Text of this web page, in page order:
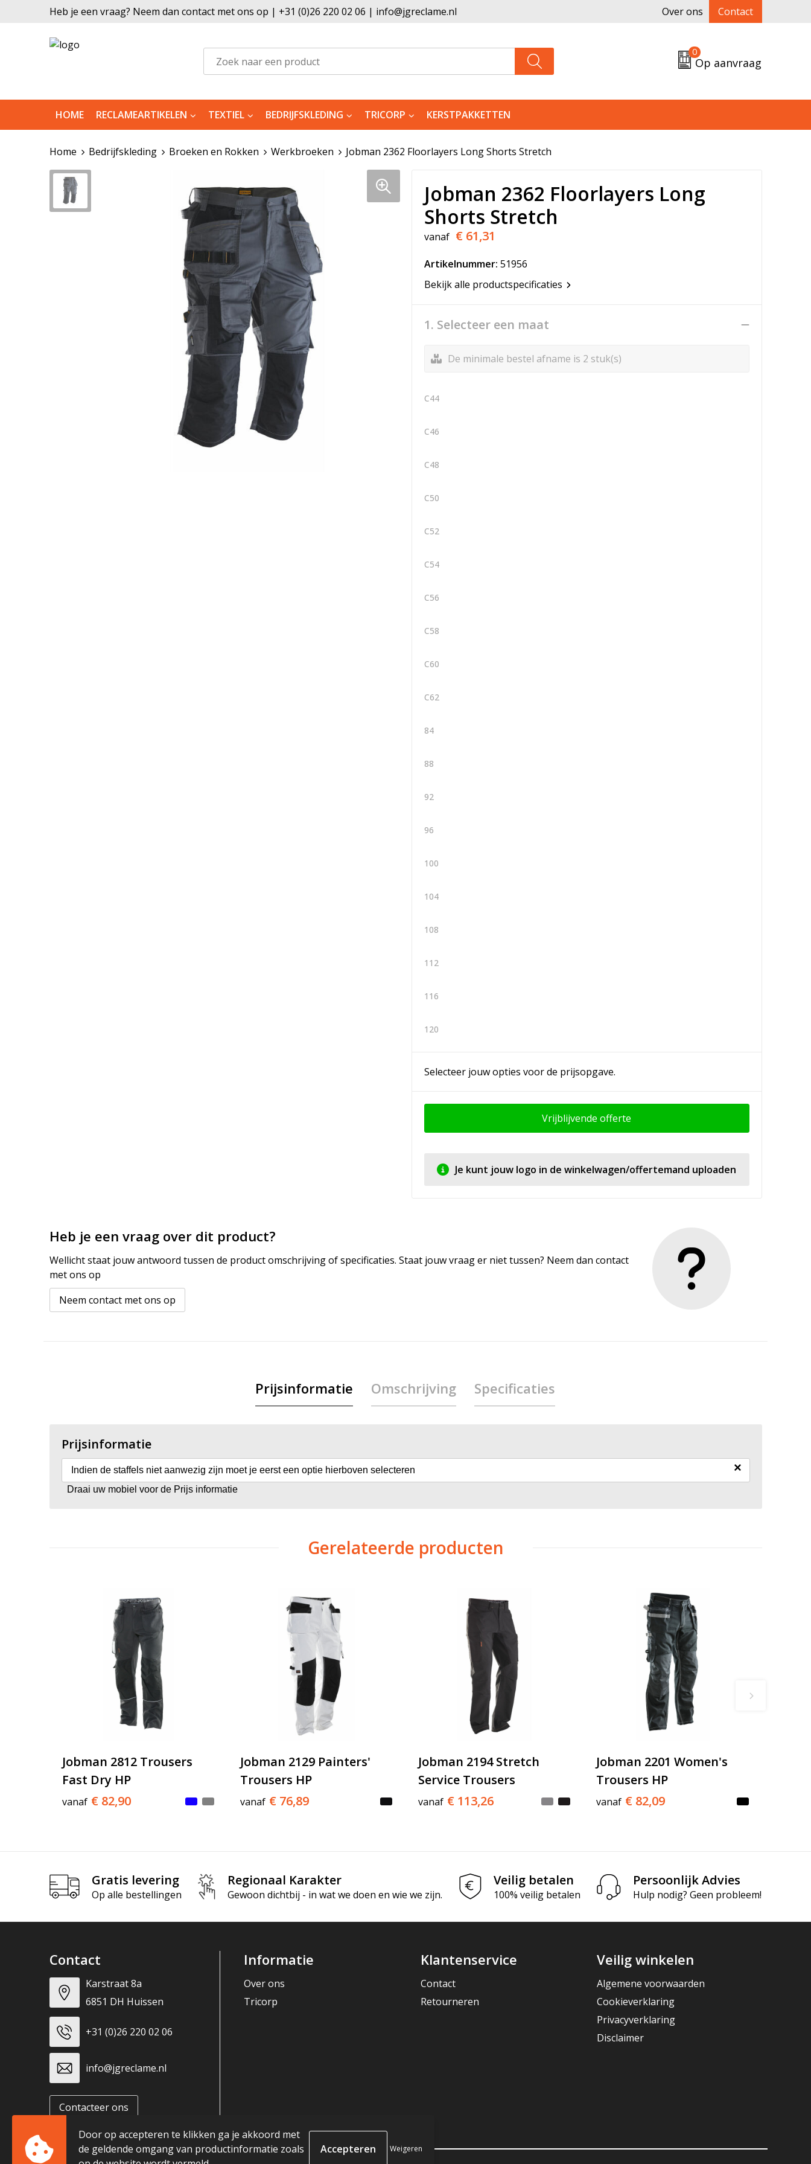
Heb je een vraag? Neem dan contact met ons op | +31 (0)26 220 02 06 | info@jgreclame.nl Over ons Contact
0
Op aanvraag
HOME RECLAMEARTIKELEN TEXTIEL BEDRIJFSKLEDING TRICORP KERSTPAKKETTEN
Home Bedrijfskleding Broeken en Rokken Werkbroeken Jobman 2362 Floorlayers Long Shorts Stretch
Jobman 2362 Floorlayers Long
Shorts Stretch
vanaf € 61,31
Artikelnummer: 51956
Bekijk alle productspecificaties
1. Selecteer een maat
De minimale bestel afname is 2 stuk(s)
C44
C46
C48
C50
C52
C54
C56
C58
C60
C62
84
88
92
96
100
104
108
112
116
120
Selecteer jouw opties voor de prijsopgave.
Vrijblijvende offerte
Je kunt jouw logo in de winkelwagen/offertemand uploaden
Heb je een vraag over dit product?
Wellicht staat jouw antwoord tussen de product omschrijving of specificaties. Staat jouw vraag er niet tussen? Neem dan contact
met ons op
Neem contact met ons op
Prijsinformatie Omschrijving Specificaties
Prijsinformatie
Indien de staffels niet aanwezig zijn moet je eerst een optie hierboven selecteren ×
Draai uw mobiel voor de Prijs informatie
Gerelateerde producten
Jobman 2812 Trousers
Fast Dry HP
vanaf € 82,90
Jobman 2129 Painters'
Trousers HP
vanaf € 76,89
Jobman 2194 Stretch
Service Trousers
vanaf € 113,26
Jobman 2201 Women's
Trousers HP
vanaf € 82,09
Gratis levering
Op alle bestellingen
Regionaal Karakter
Gewoon dichtbij - in wat we doen en wie we zijn.
Veilig betalen
100% veilig betalen
Persoonlijk Advies
Hulp nodig? Geen probleem!
Contact
Karstraat 8a
6851 DH Huissen
+31 (0)26 220 02 06
info@jgreclame.nl
Contacteer ons
Informatie
Over ons
Tricorp
Klantenservice
Contact
Retourneren
Veilig winkelen
Algemene voorwaarden
Cookieverklaring
Privacyverklaring
Disclaimer
Door op accepteren te klikken ga je akkoord met
de geldende omgang van productinformatie zoals
Weigeren